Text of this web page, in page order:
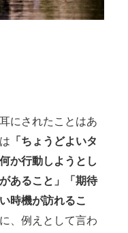
にされたことはあ
「ちょうどよいタ
か行動しようとし
あること」「期待
時機が訪れるこ
、例えとして言わ